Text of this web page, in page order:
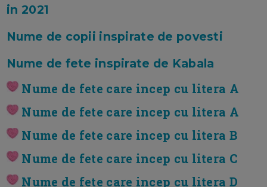
in 2021
Nume de copii inspirate de povesti
Nume de fete inspirate de Kabala
Nume de fete care incep cu litera A
Nume de fete care incep cu litera A
Nume de fete care incep cu litera B
Nume de fete care incep cu litera C
Nume de fete care incep cu litera D